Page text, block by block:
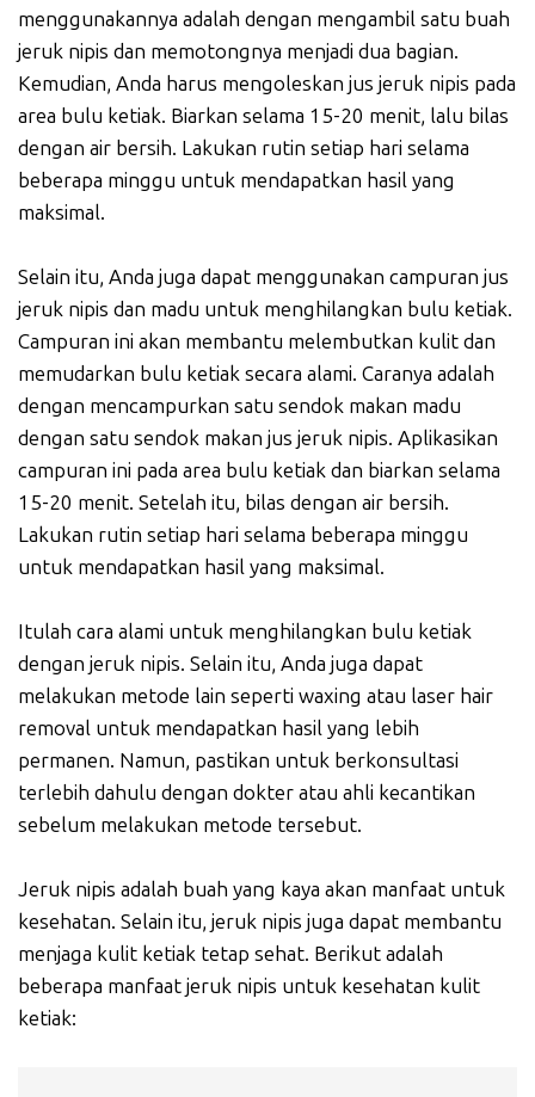
menggunakannya adalah dengan mengambil satu buah
jeruk nipis dan memotongnya menjadi dua bagian.
Kemudian, Anda harus mengoleskan jus jeruk nipis pada
area bulu ketiak. Biarkan selama 15-20 menit, lalu bilas
dengan air bersih. Lakukan rutin setiap hari selama
beberapa minggu untuk mendapatkan hasil yang
maksimal.
Selain itu, Anda juga dapat menggunakan campuran jus
jeruk nipis dan madu untuk menghilangkan bulu ketiak.
Campuran ini akan membantu melembutkan kulit dan
memudarkan bulu ketiak secara alami. Caranya adalah
dengan mencampurkan satu sendok makan madu
dengan satu sendok makan jus jeruk nipis. Aplikasikan
campuran ini pada area bulu ketiak dan biarkan selama
15-20 menit. Setelah itu, bilas dengan air bersih.
Lakukan rutin setiap hari selama beberapa minggu
untuk mendapatkan hasil yang maksimal.
Itulah cara alami untuk menghilangkan bulu ketiak
dengan jeruk nipis. Selain itu, Anda juga dapat
melakukan metode lain seperti waxing atau laser hair
removal untuk mendapatkan hasil yang lebih
permanen. Namun, pastikan untuk berkonsultasi
terlebih dahulu dengan dokter atau ahli kecantikan
sebelum melakukan metode tersebut.
Jeruk nipis adalah buah yang kaya akan manfaat untuk
kesehatan. Selain itu, jeruk nipis juga dapat membantu
menjaga kulit ketiak tetap sehat. Berikut adalah
beberapa manfaat jeruk nipis untuk kesehatan kulit
ketiak: